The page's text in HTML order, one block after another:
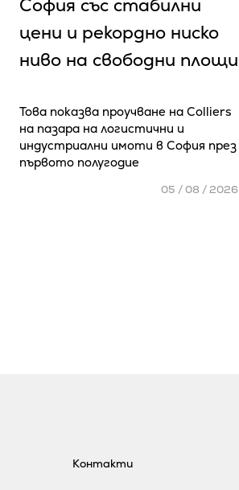
София със стабилни
цени и рекордно ниско
ниво на свободни площи
Това показва проучване на Colliers
на пазара на логистични и
индустриални имоти в София през
първото полугодие
05 / 08 / 2026
Контакти